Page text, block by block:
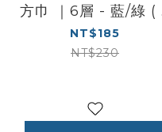
方巾 ｜6層 - 藍/綠 ( 2
色1組 -30 x 30cm )
NT$185
NT$230